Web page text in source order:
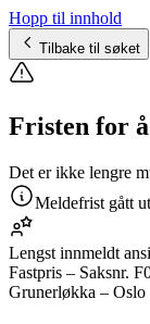
Hopp til innhold
Tilbake til søket
Fristen for
Det er ikke lengre
Meldefrist gått ut
Lengst innmeldt
Fastpris – Saksnr.
Grunerløkka – Oslo